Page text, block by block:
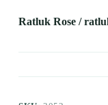
Ratluk Rose /